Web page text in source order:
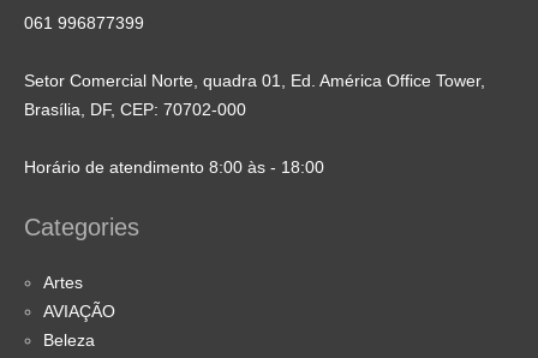
061 996877399
Setor Comercial Norte, quadra 01, Ed. América Office Tower,
Brasília, DF, CEP: 70702-000
Horário de atendimento 8:00 às - 18:00
Categories
Artes
AVIAÇÃO
Beleza